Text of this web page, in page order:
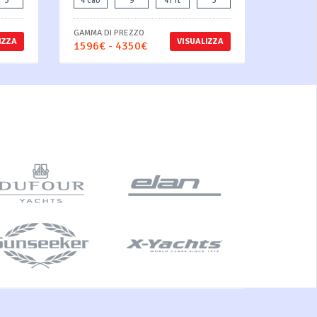
VISUALIZZA
GAMMA DI PREZZO
1596€ - 4350€